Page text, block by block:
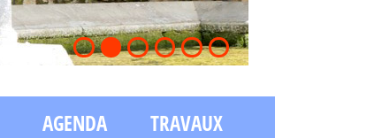
1 3 4 5 6
AGENDA TRAVAUX